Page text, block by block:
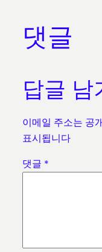
댓글
답글 남
이메일 주소는 공
표시됩니다
댓글 *